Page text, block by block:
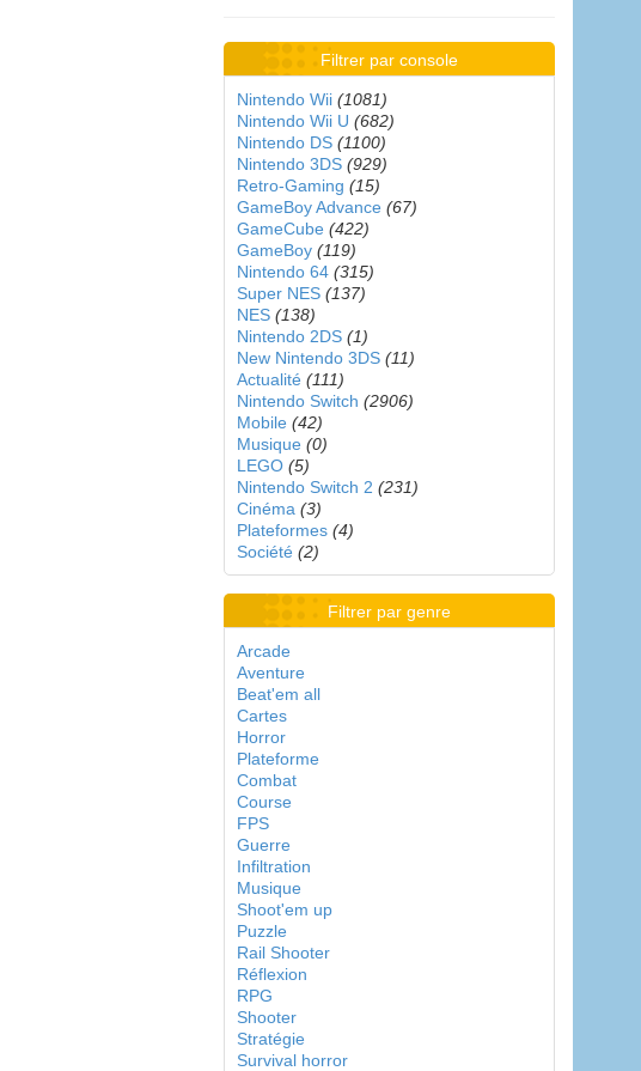
Filtrer par console
Nintendo Wii (1081)
Nintendo Wii U (682)
Nintendo DS (1100)
Nintendo 3DS (929)
Retro-Gaming (15)
GameBoy Advance (67)
GameCube (422)
GameBoy (119)
Nintendo 64 (315)
Super NES (137)
NES (138)
Nintendo 2DS (1)
New Nintendo 3DS (11)
Actualité (111)
Nintendo Switch (2906)
Mobile (42)
Musique (0)
LEGO (5)
Nintendo Switch 2 (231)
Cinéma (3)
Plateformes (4)
Société (2)
Filtrer par genre
Arcade
Aventure
Beat'em all
Cartes
Horror
Plateforme
Combat
Course
FPS
Guerre
Infiltration
Musique
Shoot'em up
Puzzle
Rail Shooter
Réflexion
RPG
Shooter
Stratégie
Survival horror